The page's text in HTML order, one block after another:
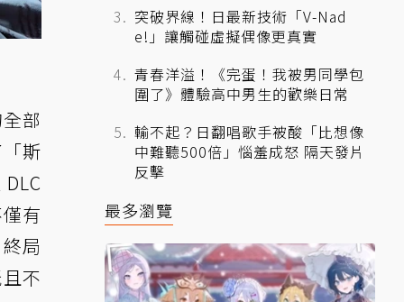
部
斯
有
局
不
突破界線！日最新技術「V-Nad
e!」讓觸碰虛擬偶像更真實
青春洋溢！《完蛋！我被男同學包
圍了》體驗高中男生的歡樂日常
輸不起？日翻唱歌手被酸「比想像
中難聽500倍」惱羞成怒 隔天發片
反擊
最多瀏覽